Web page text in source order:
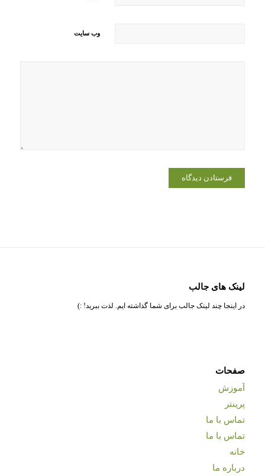
وب‌ سایت
لینک های جالب
در اینجا چند لینک جالب برای شما گذاشته ایم. لذت ببرید! :)
صفحات
آموزش
پرینتر
تماس با ما
تماس با ما
خانه
درباره ما